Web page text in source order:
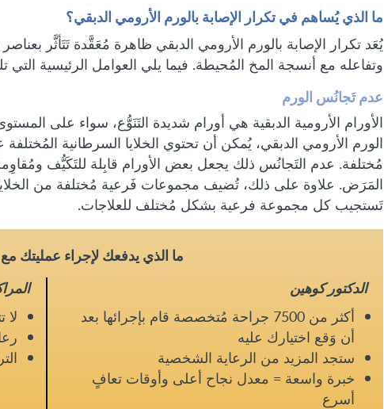
ما الذي يُساهم في تكرار الإصابة بالورم الأرومي الدبقي؟
يُعَد تكرار الإصابة بالورم الأرومي الدبقي ظاهرة مُعَقَّدة تَتَأثَّر
وتفاعله مع أنسجة المخ المُحيطة. فيما يلي العوامل الرئيسية
عدم تَجانُس الورم
الأورام الأرومية الدبقية هي أورام شديدة التَنَوُّع، سواء على
الورم الأرومي الدبقي، يُمكن أن تحتوي الخلايا السرطانية
مُختلفة. عدم التَجانُس ذلك يجعل بعض الأورام قابِلة للتَكَيُّف ومُقاوِمة
المَرَض. علاوة على ذلك، تُضيف مجموعات فَرعية مُختلفة من الخلايا
تَستجيب كل مجموعة فرعية بشكل مُختلف للعلاجات.
ما الذي يدفعك لإجراء عمليتك
الدكتور كوهين
أكثر من 7500 جراحة مُتخصصة قام بإجرائها بعد
أن وَقع اختيارك عليه
ستجد المزيد من الرعاية الشخصية
خبرة واسعة = معدل نجاح أعلى وأوقات تعافٍ
أسرع
لا